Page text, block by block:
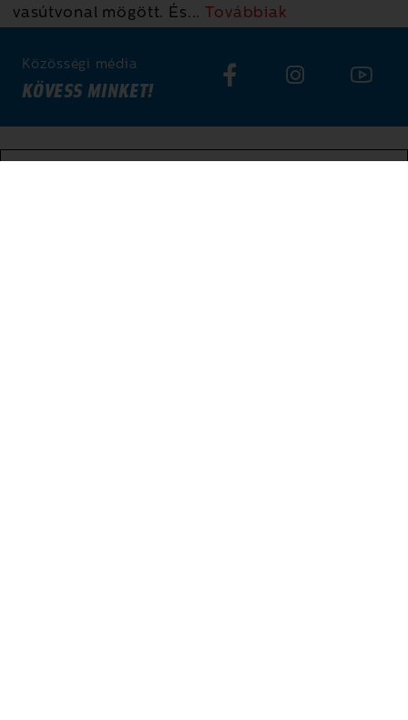
vasútvonal mögött. És... Továbbiak
Közösségi média
KÖVESS MINKET!